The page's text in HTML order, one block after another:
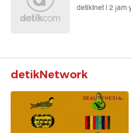
detikInet | 2 jam
detikNetwork